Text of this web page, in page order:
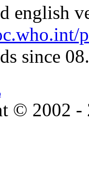
english
since
© 2002 -